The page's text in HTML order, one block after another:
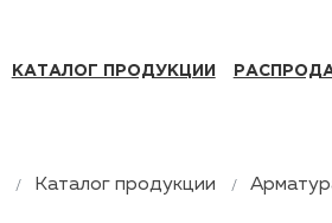
КАТАЛОГ ПРОДУКЦИИ
Каталог продукции